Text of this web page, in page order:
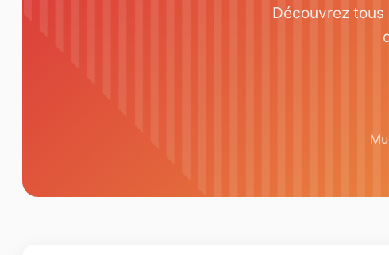
Découvrez